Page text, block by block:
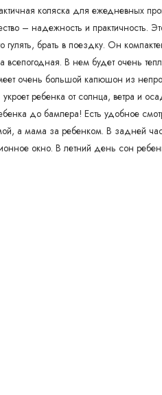
коляска для ежедневных
– надежность и практичность.
гулять, брать в поездку. Он
всепогодная. В нем будет очень
очень большой капюшон из
ребенка от солнца, ветра и
до бампера! Есть удобное
а мама за ребенком. В задней
окно. В летний день сон